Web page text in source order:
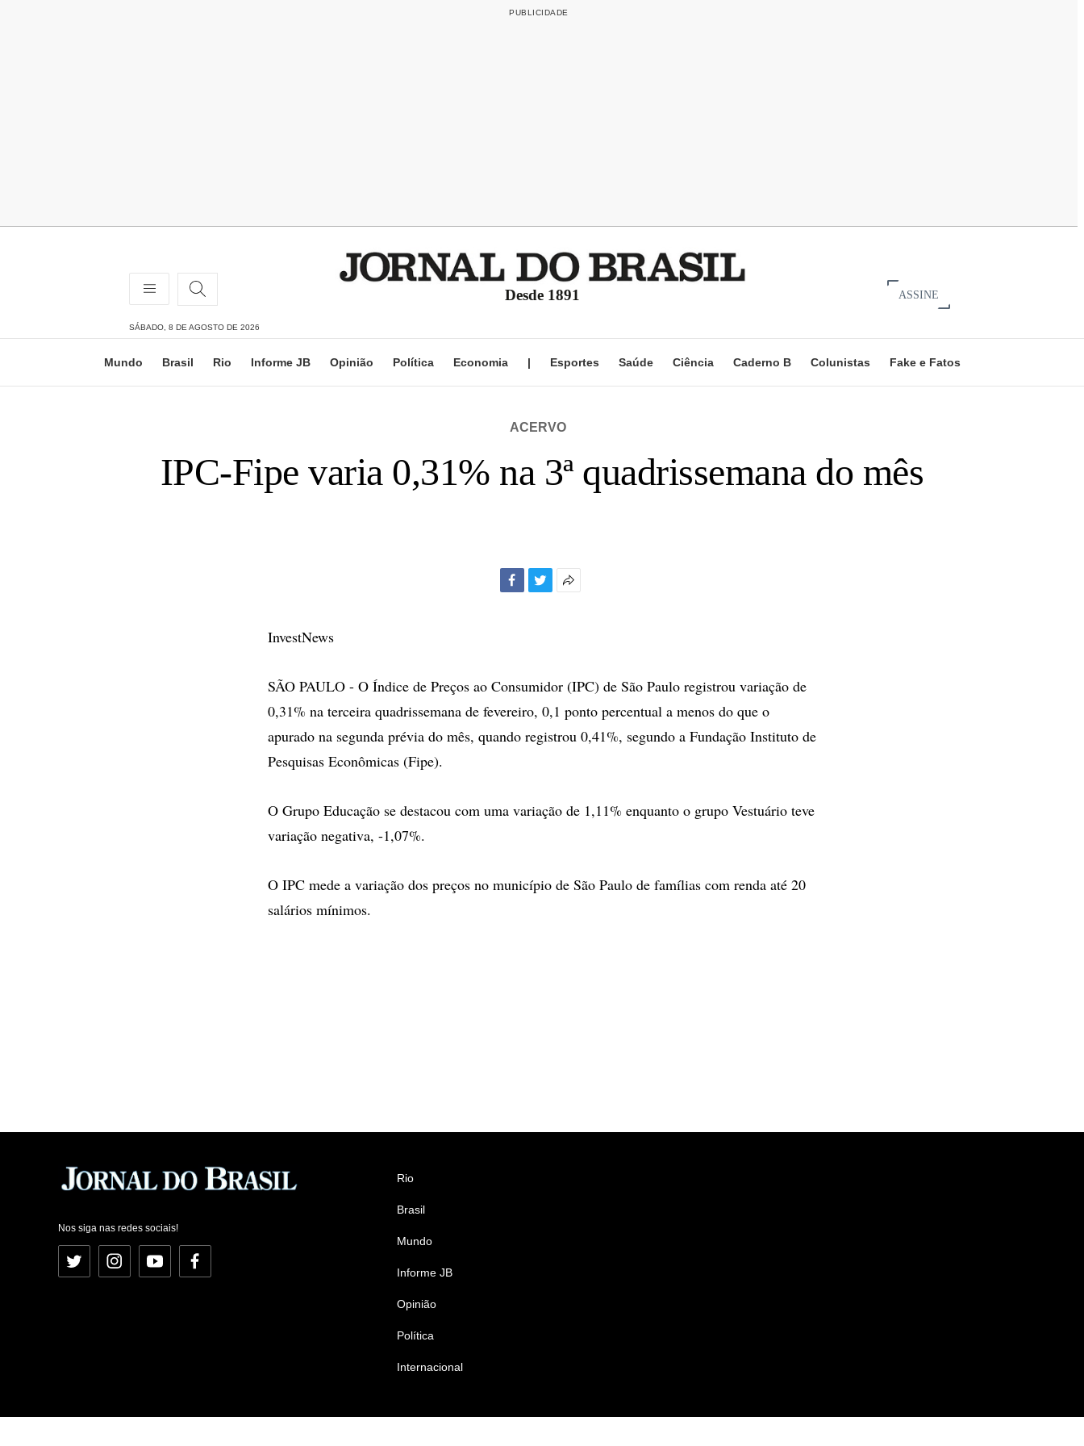
Desde 1891 ASSINE
SÁBADO, 8 DE AGOSTO DE 2026
Mundo Brasil Rio Informe JB Opinião Política Economia | Esportes Saúde Ciência Caderno B Colunistas Fake e Fatos
ACERVO
IPC-Fipe varia 0,31% na 3ª quadrissemana do mês
InvestNews
SÃO PAULO - O Índice de Preços ao Consumidor (IPC) de São Paulo registrou variação de
0,31% na terceira quadrissemana de fevereiro, 0,1 ponto percentual a menos do que o
apurado na segunda prévia do mês, quando registrou 0,41%, segundo a Fundação Instituto de
Pesquisas Econômicas (Fipe).
O Grupo Educação se destacou com uma variação de 1,11% enquanto o grupo Vestuário teve
variação negativa, -1,07%.
O IPC mede a variação dos preços no município de São Paulo de famílias com renda até 20
salários mínimos.
Nos siga nas redes sociais!
Twitter InstagramYouTubeFacebook
Rio
Brasil
Mundo
Informe JB
Opinião
Política
Internacional